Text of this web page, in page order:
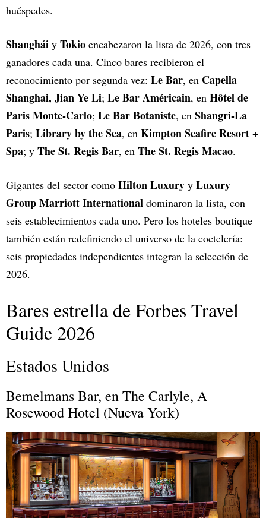
huéspedes.
Shanghái y Tokio encabezaron la lista de 2026, con tres
ganadores cada una. Cinco bares recibieron el
reconocimiento por segunda vez: Le Bar, en Capella
Shanghai, Jian Ye Li; Le Bar Américain, en Hôtel de
Paris Monte-Carlo; Le Bar Botaniste, en Shangri-La
Paris; Library by the Sea, en Kimpton Seafire Resort +
Spa; y The St. Regis Bar, en The St. Regis Macao.
Gigantes del sector como Hilton Luxury y Luxury
Group Marriott International dominaron la lista, con
seis establecimientos cada uno. Pero los hoteles boutique
también están redefiniendo el universo de la coctelería:
seis propiedades independientes integran la selección de
2026.
Bares estrella de Forbes Travel
Guide 2026
Estados Unidos
Bemelmans Bar, en The Carlyle, A
Rosewood Hotel (Nueva York)